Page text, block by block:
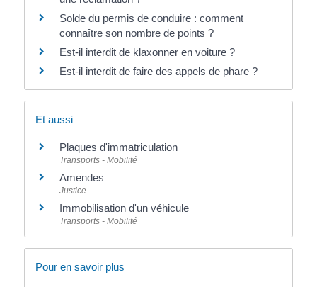
Solde du permis de conduire : comment
connaître son nombre de points ?
Est-il interdit de klaxonner en voiture ?
Est-il interdit de faire des appels de phare ?
Et aussi
Plaques d'immatriculation
Transports - Mobilité
Amendes
Justice
Immobilisation d'un véhicule
Transports - Mobilité
Pour en savoir plus